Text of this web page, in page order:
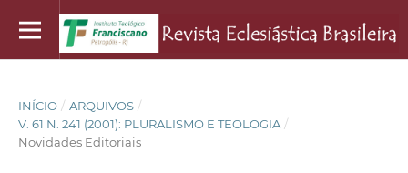
INÍCIO / ARQUIVOS /
V. 61 N. 241 (2001): PLURALISMO E TEOLOGIA /
Novidades Editoriais